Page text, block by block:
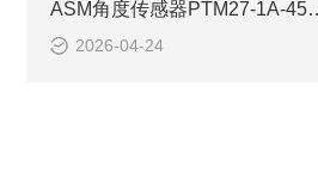
ASM角度传感器
2026-04-24